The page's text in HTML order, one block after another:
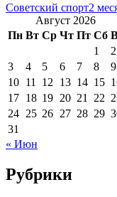
Советский спорт2
Август 2026
Пн Вт Ср Чт Пт Сб
1
2
3
4 5 6 7 8
9
10 11 12 13 14 15
17 18 19 20 21 22
24 25 26 27 28 29
31
« Июн
Рубрики